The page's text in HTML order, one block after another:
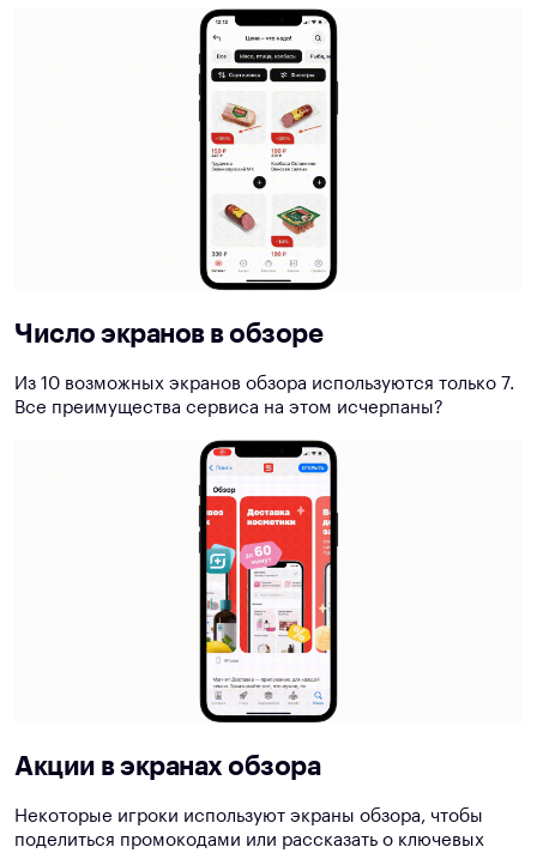
Число экранов в обзоре
Из 10 возможных экранов обзора используются только 7.
Все преимущества сервиса на этом исчерпаны?
Акции в экранах обзора
Некоторые игроки используют экраны обзора, чтобы
поделиться промокодами или рассказать о ключевых